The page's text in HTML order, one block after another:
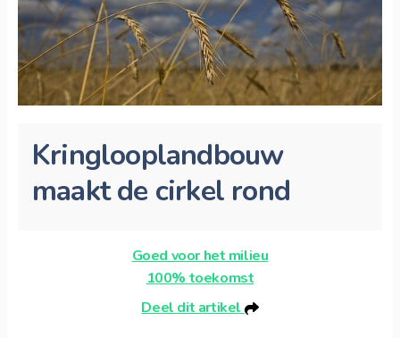
Kringlooplandbouw
maakt de cirkel rond
Goed voor het milieu
100% toekomst
Deel dit artikel